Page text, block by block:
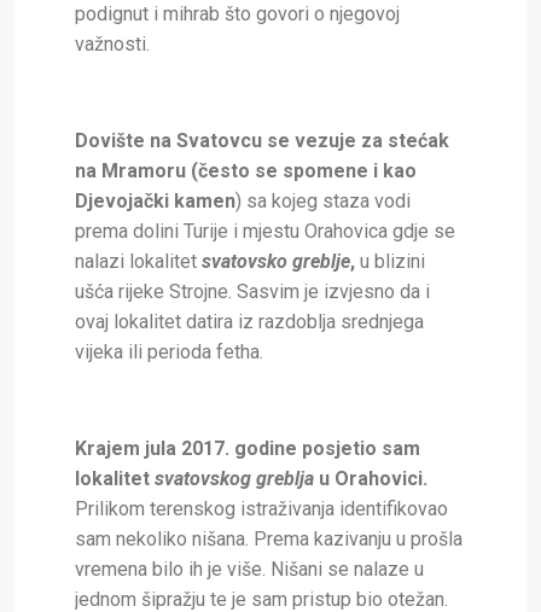
podignut i mihrab što govori o njegovoj
važnosti.
Dovište na Svatovcu se vezuje za stećak
na Mramoru (često se spomene i kao
Djevojački kamen) sa kojeg staza vodi
prema dolini Turije i mjestu Orahovica gdje se
nalazi lokalitet svatovsko greblje, u blizini
ušća rijeke Strojne. Sasvim je izvjesno da i
ovaj lokalitet datira iz razdoblja srednjega
vijeka ili perioda fetha.
Krajem jula 2017. godine posjetio sam
lokalitet svatovskog greblja u Orahovici.
Prilikom terenskog istraživanja identifikovao
sam nekoliko nišana. Prema kazivanju u prošla
vremena bilo ih je više. Nišani se nalaze u
jednom šipražju te je sam pristup bio otežan.